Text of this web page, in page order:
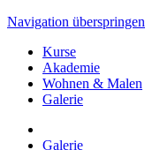
Navigation überspringen
Kurse
Akademie
Wohnen & Malen
Galerie
Galerie